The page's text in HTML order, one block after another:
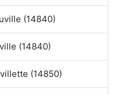
(14840)
(14840)
(14850)